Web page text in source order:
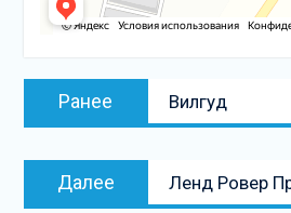
Навигация
Ранее
Предыдущая
запись:
Вилгуд
Далее
Следующая
запись
Ленд Ровер